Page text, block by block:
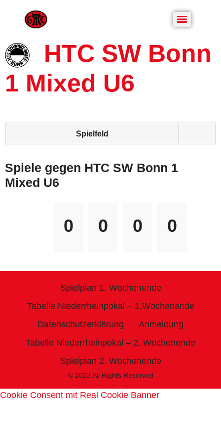
HTC SW Bonn
1 Mixed U6
Spielfeld
Spiele gegen HTC SW Bonn 1
Mixed U6
0 0 0 0
Spielplan 1. Wochenende
Tabelle Niederrheinpokal – 1.Wochenende
Datenschutzerklärung
Anmeldung
Tabelle Niederrheinpokal – 2. Wochenende
Spielplan 2. Wochenende
© 2023 All Rights Reserved
Cookie Consent mit Real Cookie Banner